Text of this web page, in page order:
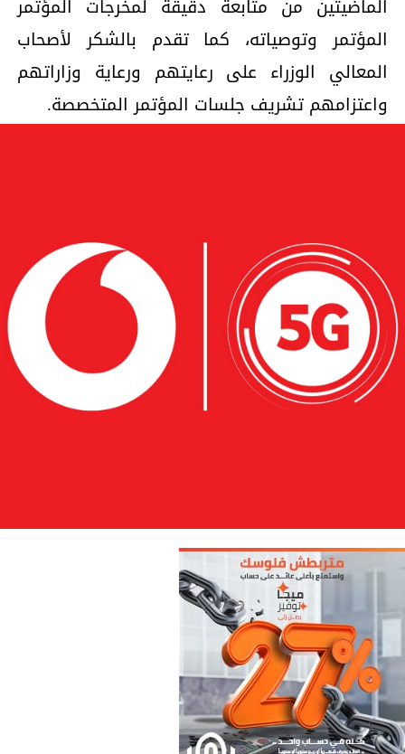
المؤتمر وتوصياته، كما تقدم بالشكر لأصحاب
المعالي الوزراء على رعايتهم ورعاية وزاراتهم
واعتزامهم تشريف جلسات المؤتمر المتخصصة.